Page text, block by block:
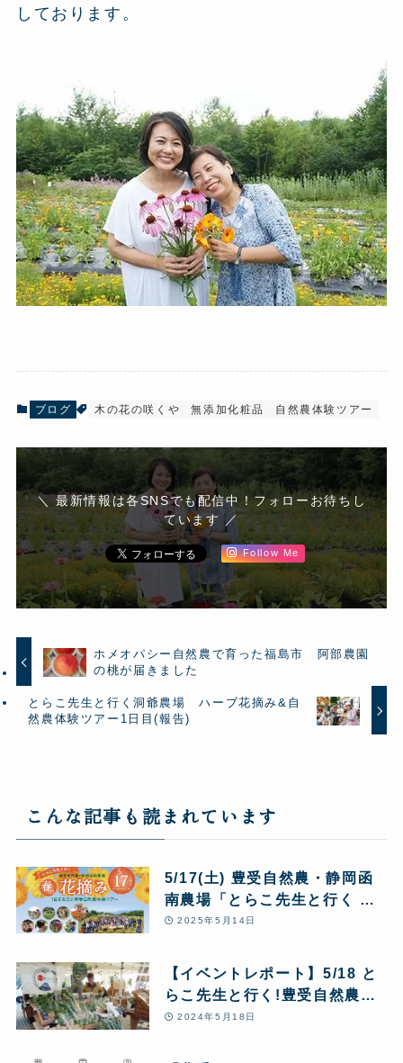
しております。
ブログ 木の花の咲くや 無添加化粧品 自然農体験ツアー
＼ 最新情報は各SNSでも配信中！フォローお待ちし
ています ／
Follow Me
ホメオパシー自然農で育った福島市 阿部農園
の桃が届きました
とらこ先生と行く洞爺農場 ハーブ花摘み&自
然農体験ツアー1日目(報告)
こんな記事も読まれています
5/17(土) 豊受自然農・静岡函
南農場「とらこ先生と行く 春
の花摘みツアー」1日まるごと
2025年5月14日
【イベントレポート】5/18 と
らこ先生と行く!豊受自然農・
静岡函南農場「春の花摘み -1
ー」
2024年5月18日